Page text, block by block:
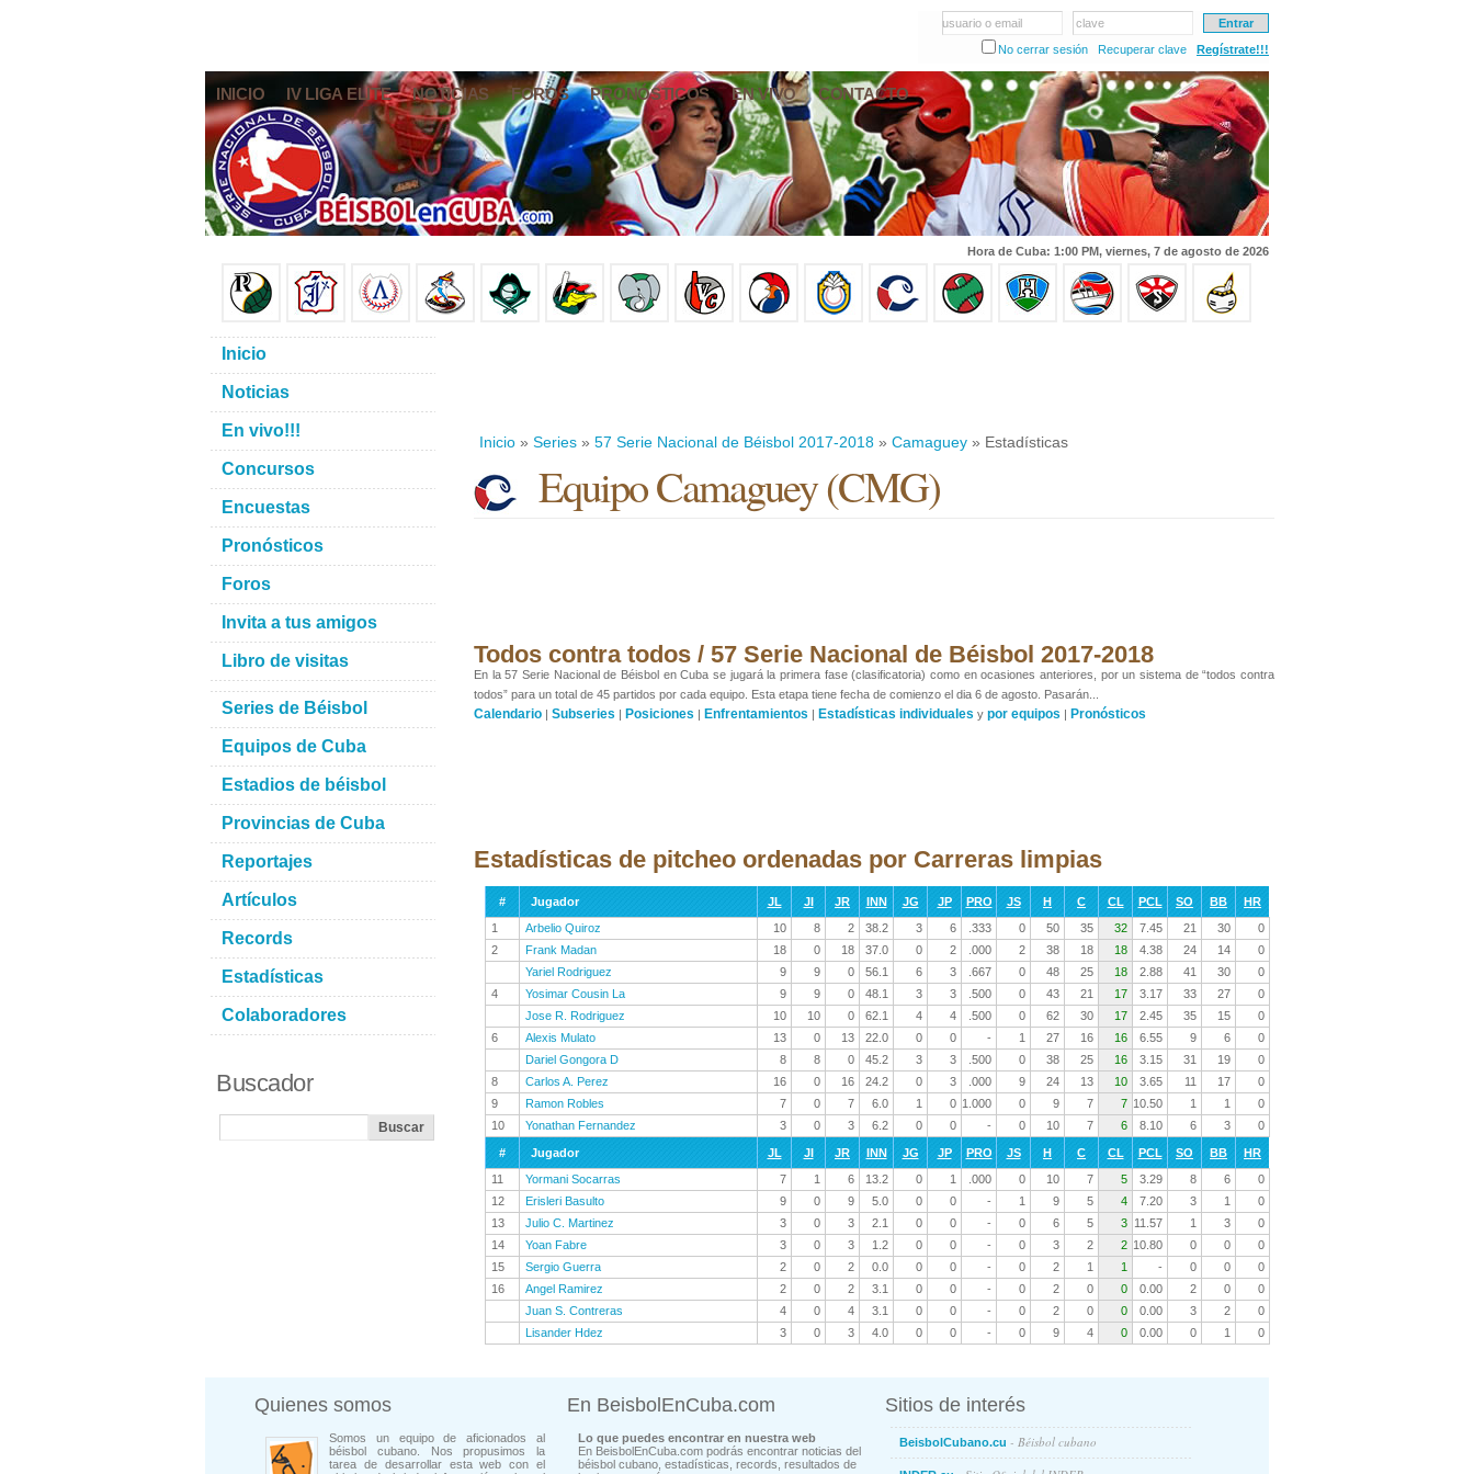
usuario o email
clave
No cerrar sesión
Recuperar clave Regístrate!!!
INICIO IV LIGA ELITE NOTICIAS FOROS PRONÓSTICOS EN VIVO CONTACTO
Hora de Cuba: 1:00 PM, viernes, 7 de agosto de 2026
Inicio » Series » 57 Serie Nacional de Béisbol 2017-2018 » Camaguey » Estadísticas
Equipo Camaguey (CMG)
Todos contra todos / 57 Serie Nacional de Béisbol 2017-2018
En la 57 Serie Nacional de Béisbol en Cuba se jugará la primera fase (clasificatoria) como en ocasiones anteriores, por un sistema de “todos contra
todos” para un total de 45 partidos por cada equipo. Esta etapa tiene fecha de comienzo el dia 6 de agosto. Pasarán...
Calendario | Subseries | Posiciones | Enfrentamientos | Estadísticas individuales y por equipos | Pronósticos
Estadísticas de pitcheo ordenadas por Carreras limpias
# Jugador JL JI JR INN JG JP PRO JS H C CL PCL SO BB
HR
1
Arbelio Quiroz 10 8 2 38.2 3 6 .333 0 50 35 32 7.45 21 30
0
2
Frank Madan 18 0 18 37.0 0 2 .000 2 38 18 18 4.38 24 14
0
Yariel Rodriguez
9 9 0 56.1 6 3 .667 0 48 25 18 2.88 41 30
0
4
Yosimar Cousin La 9 9 0 48.1 3 3 .500 0 43 21 17 3.17 33 27
0
Jose R. Rodriguez
10 10 0 62.1 4 4 .500 0 62 30 17 2.45 35 15
0
6
Alexis Mulato 13 0 13 22.0 0 0 - 1 27 16 16 6.55 9 6
0
Dariel Gongora D
8 8 0 45.2 3 3 .500 0 38 25 16 3.15 31 19
0
8
Carlos A. Perez 16 0 16 24.2 0 3 .000 9 24 13 10 3.65 11 17
0
9
Ramon Robles 7 0 7 6.0 1 0 1.000 0 9 7 7 10.50 1 1
0
10
Yonathan Fernandez 3 0 3 6.2 0 0 - 0 10 7 6 8.10 6 3 0
# Jugador JL JI JR INN JG JP PRO JS H C CL PCL SO BB
HR
11
Yormani Socarras 7 1 6 13.2 0 1 .000 0 10 7 5 3.29 8 6
0
12
Erisleri Basulto 9 0 9 5.0 0 0 - 1 9 5 4 7.20 3 1
0
13
Julio C. Martinez 3 0 3 2.1 0 0 - 0 6 5 3 11.57 1 3
0
14
Yoan Fabre 3 0 3 1.2 0 0 - 0 3 2 2 10.80 0 0
0
15
Sergio Guerra 2 0 2 0.0 0 0 - 0 2 1 1 - 0 0
0
16
Angel Ramirez 2 0 2 3.1 0 0 - 0 2 0 0 0.00 2 0
0
Juan S. Contreras
4 0 4 3.1 0 0 - 0 2 0 0 0.00 3 2
0
Lisander Hdez
3 0 3 4.0 0 0 - 0 9 4 0 0.00 0 1 0
Inicio
Noticias
En vivo!!!
Concursos
Encuestas
Pronósticos
Foros
Invita a tus amigos
Libro de visitas
Series de Béisbol
Equipos de Cuba
Estadios de béisbol
Provincias de Cuba
Reportajes
Artículos
Records
Estadísticas
Colaboradores
Buscador
Quienes somos
Somos un equipo de aficionados al
béisbol cubano. Nos propusimos la
tarea de desarrollar esta web con el
En BeisbolEnCuba.com
Lo que puedes encontrar en nuestra web
En BeisbolEnCuba.com podrás encontrar noticias del
béisbol cubano, estadísticas, records, resultados de
Sitios de interés
BeisbolCubano.cu - Béisbol cubano